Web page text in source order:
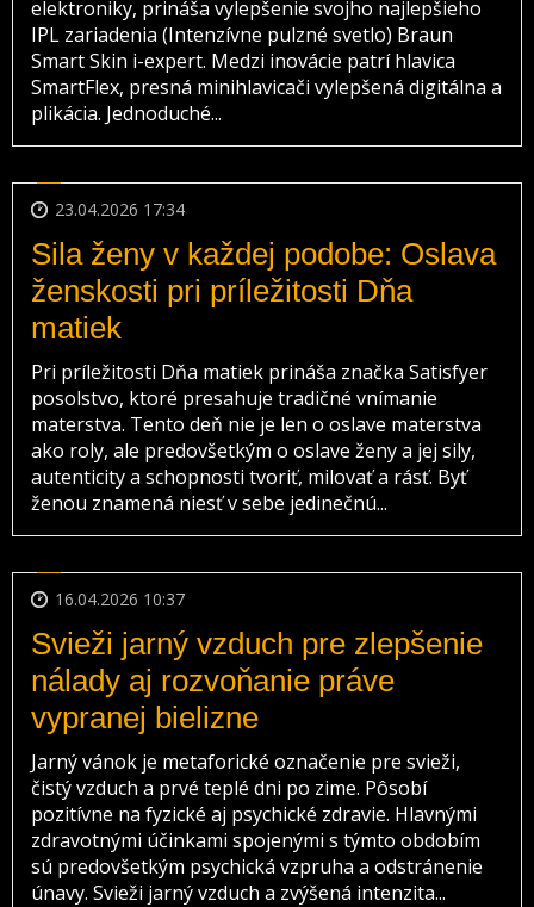
elektroniky, prináša vylepšenie svojho najlepšieho
IPL zariadenia (Intenzívne pulzné svetlo) Braun
Smart Skin i-expert. Medzi inovácie patrí hlavica
SmartFlex, presná minihlavicači vylepšená digitálna a
plikácia. Jednoduché...
23.04.2026 17:34
Sila ženy v každej podobe: Oslava
ženskosti pri príležitosti Dňa
matiek
Pri príležitosti Dňa matiek prináša značka Satisfyer
posolstvo, ktoré presahuje tradičné vnímanie
materstva. Tento deň nie je len o oslave materstva
ako roly, ale predovšetkým o oslave ženy a jej sily,
autenticity a schopnosti tvoriť, milovať a rásť. Byť
ženou znamená niesť v sebe jedinečnú...
16.04.2026 10:37
Svieži jarný vzduch pre zlepšenie
nálady aj rozvoňanie práve
vypranej bielizne
Jarný vánok je metaforické označenie pre svieži,
čistý vzduch a prvé teplé dni po zime. Pôsobí
pozitívne na fyzické aj psychické zdravie. Hlavnými
zdravotnými účinkami spojenými s týmto obdobím
sú predovšetkým psychická vzpruha a odstránenie
únavy. Svieži jarný vzduch a zvýšená intenzita...